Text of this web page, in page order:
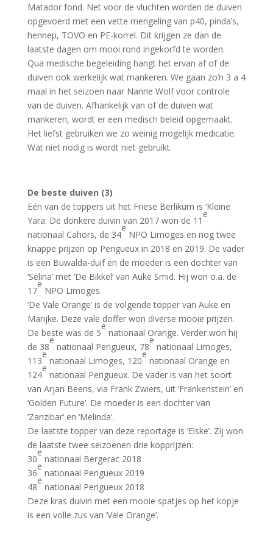
Matador fond. Net voor de vluchten worden de duiven
opgevoerd met een vette mengeling van p40, pinda’s,
hennep, TOVO en PE-korrel. Dit krijgen ze dan de
laatste dagen om mooi rond ingekorfd te worden.
Qua medische begeleiding hangt het ervan af of de
duiven ook werkelijk wat mankeren. We gaan zo’n 3 a 4
maal in het seizoen naar Nanne Wolf voor controle
van de duiven. Afhankelijk van of de duiven wat
mankeren, wordt er een medisch beleid opgemaakt.
Het liefst gebruiken we zo weinig mogelijk medicatie.
Wat niet nodig is wordt niet gebruikt.
De beste duiven (3)
Eén van de toppers uit het Friese Berlikum is ‘Kleine
Yara. De donkere duivin van 2017 won de 11
e
nationaal Cahors, de 34
e
NPO Limoges en nog twee
knappe prijzen op Perigueux in 2018 en 2019. De vader
is een Buwalda-duif en de moeder is een dochter van
‘Selina’ met ‘De Bikkel’ van Auke Smid. Hij won o.a. de
17
e
NPO Limoges.
‘De Vale Orange’ is de volgende topper van Auke en
Marijke. Deze vale doffer won diverse mooie prijzen.
De beste was de 5
e
nationaal Orange. Verder won hij
de 38
e
nationaal Perigueux, 78
e
nationaal Limoges,
113
e
nationaal Limoges, 120
e
nationaal Orange en
124
e
nationaal Perigueux. De vader is van het soort
van Arjan Beens, via Frank Zwiers, uit ‘Frankenstein’ en
‘Golden Future’. De moeder is een dochter van
‘Zanzibar’ en ‘Melinda’.
De laatste topper van deze reportage is ‘Elske’. Zij won
de laatste twee seizoenen drie kopprijzen:
30
e
nationaal Bergerac 2018
36
e
nationaal Perigueux 2019
48
e
nationaal Perigueux 2018
Deze kras duivin met een mooie spatjes op het kopje
is een volle zus van ‘Vale Orange’.